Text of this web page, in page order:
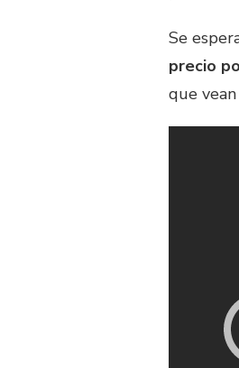
Se
precio
que